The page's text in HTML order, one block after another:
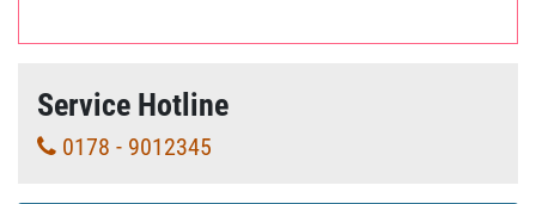
Service Hotline
0178 - 9012345